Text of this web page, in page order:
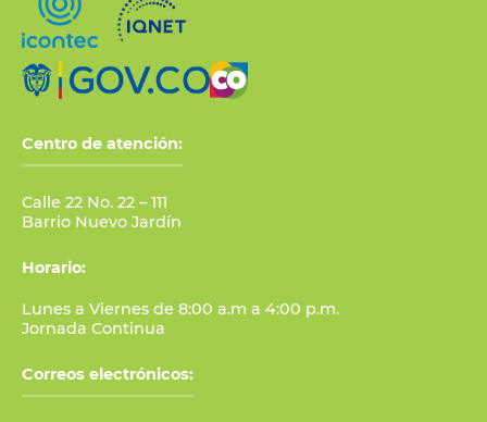
Centro de atención:
Calle 22 No. 22 – 111
Barrio Nuevo Jardín
Horario:
Lunes a Viernes de 8:00 a.m a 4:00 p.m.
Jornada Continua
Correos electrónicos: